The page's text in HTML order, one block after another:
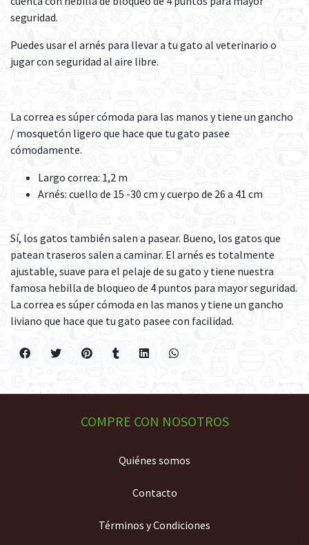
seguridad.
Puedes usar el arnés para llevar a tu gato al veterinario o
jugar con seguridad al aire libre.
La correa es súper cómoda para las manos y tiene un gancho
/ mosquetón ligero que hace que tu gato pasee
cómodamente.
Largo correa: 1,2 m
Arnés: cuello de 15 -30 cm y cuerpo de 26 a 41 cm
Sí, los gatos también salen a pasear. Bueno, los gatos que
patean traseros salen a caminar. El arnés es totalmente
ajustable, suave para el pelaje de su gato y tiene nuestra
famosa hebilla de bloqueo de 4 puntos para mayor seguridad.
La correa es súper cómoda en las manos y tiene un gancho
liviano que hace que tu gato pasee con facilidad.
COMPRE CON NOSOTROS
Quiénes somos
Contacto
Términos y Condiciones